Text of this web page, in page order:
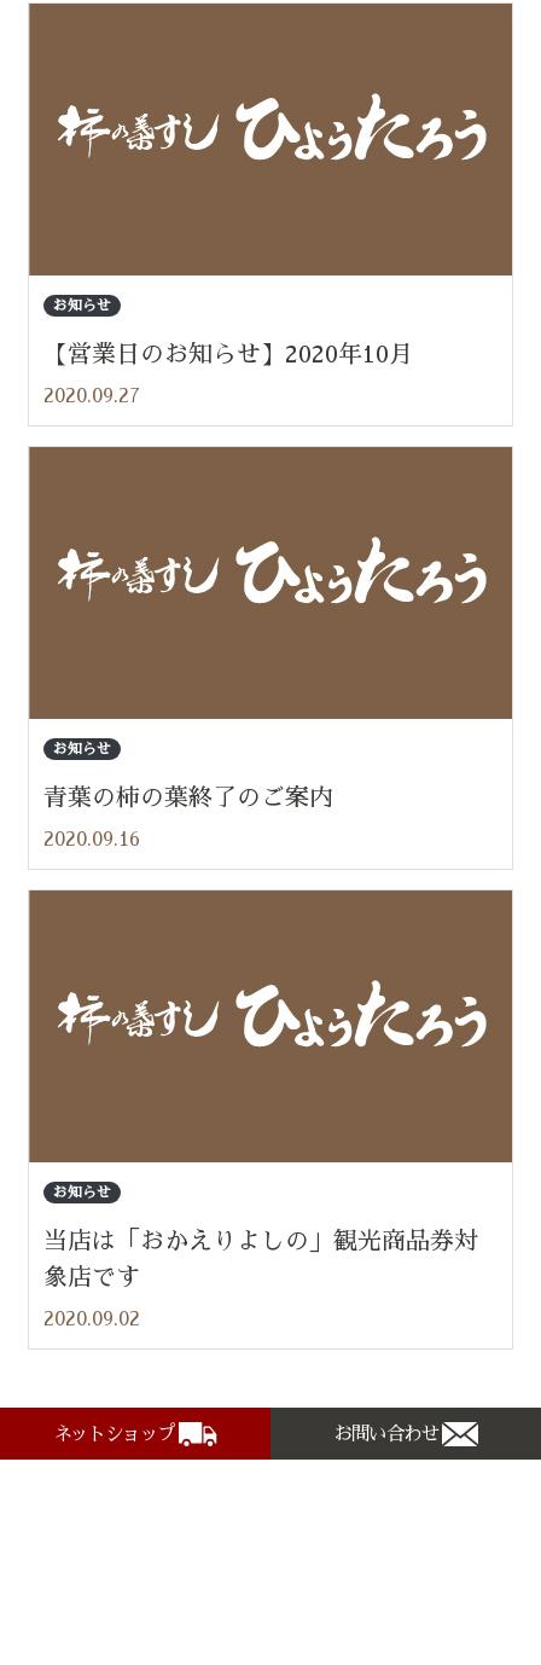
お知らせ
【営業日のお知らせ】2020年10月
2020.09.27
お知らせ
青葉の柿の葉終了のご案内
2020.09.16
お知らせ
当店は「おかえりよしの」観光商品券対
象店です
2020.09.02
ネットショップ お問い合わせ